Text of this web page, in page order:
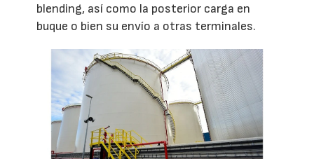
blending, así como la posterior carga en
buque o bien su envío a otras terminales.